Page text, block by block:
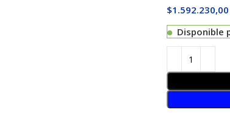
$1.592.230,00
Disponible